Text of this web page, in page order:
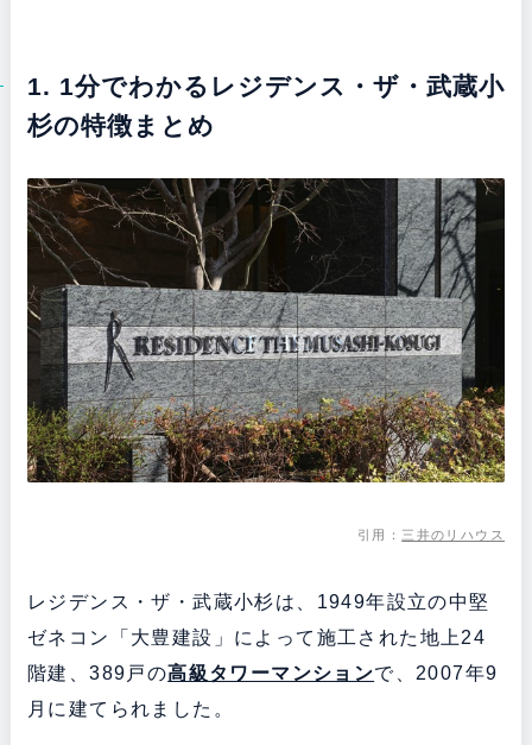
1. 1分でわかるレジデンス・ザ・武蔵小
杉の特徴まとめ
引用： 三井のリハウス
レジデンス・ザ・武蔵小杉は、1949年設立の中堅
ゼネコン「大豊建設」によって施工された地上24
階建、389戸の高級タワーマンションで、2007年9
月に建てられました。